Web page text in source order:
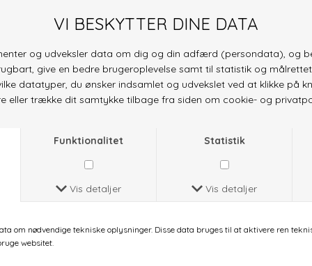
VIKSA-PA1
NAVY DOT
GARWIN-PA
SAND MEL.